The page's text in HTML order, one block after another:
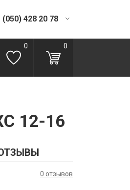
(050) 428 20 78
(067) 293 28 56
0 0
12-16
0 отзывов